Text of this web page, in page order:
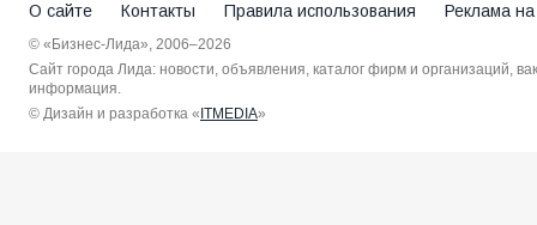
О сайте Контакты Правила использования Реклама
© «Бизнес-Лида», 2006–2026
Сайт города Лида: новости, объявления, каталог фирм и организаций,
информация.
© Дизайн и разработка « ITMEDIA»